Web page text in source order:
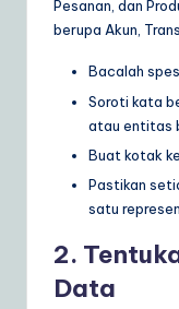
Pesanan, dan
berupa Akun,
Bacalah
Soroti kata
atau entitas
Buat kotak
Pastikan
satu
2.
Data